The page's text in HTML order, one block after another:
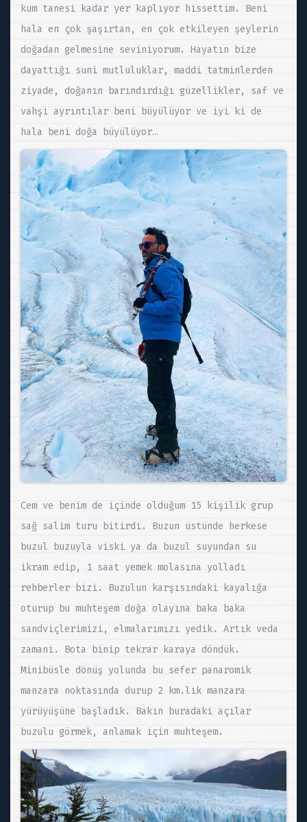
kum tanesi kadar yer kaplıyor hissettim. Beni
hala en çok şaşırtan, en çok etkileyen şeylerin
doğadan gelmesine seviniyorum. Hayatın bize
dayattığı suni mutluluklar, maddi tatminlerden
ziyade, doğanın barındırdığı güzellikler, saf ve
vahşi ayrıntılar beni büyülüyor ve iyi ki de
hala beni doğa büyülüyor…
Cem ve benim de içinde olduğum 15 kişilik grup
sağ salim turu bitirdi. Buzun üstünde herkese
buzul buzuyla viski ya da buzul suyundan su
ikram edip, 1 saat yemek molasına yolladı
rehberler bizi. Buzulun karşısındaki kayalığa
oturup bu muhteşem doğa olayına baka baka
sandviçlerimizi, elmalarımızı yedik. Artık veda
zamani. Bota binip tekrar karaya döndük.
Minibüsle dönüş yolunda bu sefer panaromik
manzara noktasında durup 2 km.lik manzara
yürüyüşüne başladık. Bakın buradaki açılar
buzulu görmek, anlamak için muhteşem.